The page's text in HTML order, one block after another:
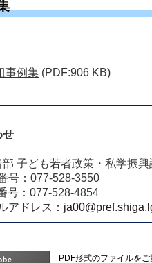
事例集 (PDF:906 KB)
せ
子ども若者政策・私学振興
号：077-528-3550
号：077-528-4854
アドレス：
PDF形式のファイルを